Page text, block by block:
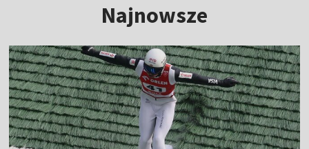
Najnowsze